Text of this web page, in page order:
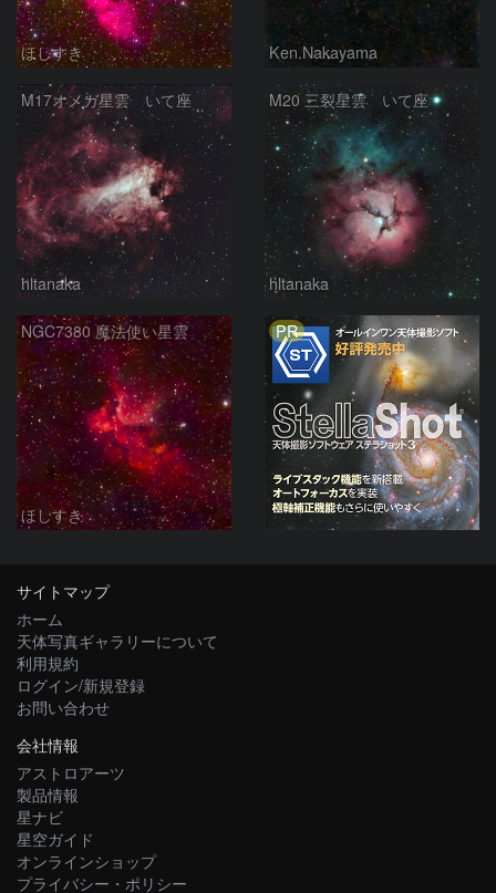
ほしすき Ken.Nakayama
M17オメガ星雲 いて座
hltanaka
M20 三裂星雲 いて座
hltanaka
NGC7380 魔法使い星雲
ほしすき
PR
サイトマップ
ホーム
天体写真ギャラリーについて
利用規約
ログイン/新規登録
お問い合わせ
会社情報
アストロアーツ
製品情報
星ナビ
星空ガイド
オンラインショップ
プライバシー・ポリシー